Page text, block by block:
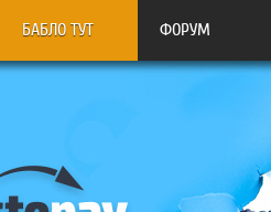
БАБЛО ТУТ ФОРУМ